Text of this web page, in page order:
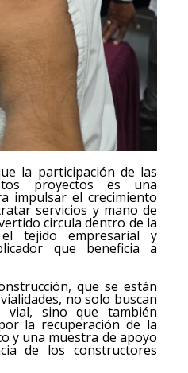
la participación de las
proyectos es una
impulsar el crecimiento
servicios y mano de
circula dentro de la
el tejido empresarial y
que beneficia a
que se están
no solo buscan
vial, sino que también
la recuperación de la
y una muestra de apoyo
de los constructores